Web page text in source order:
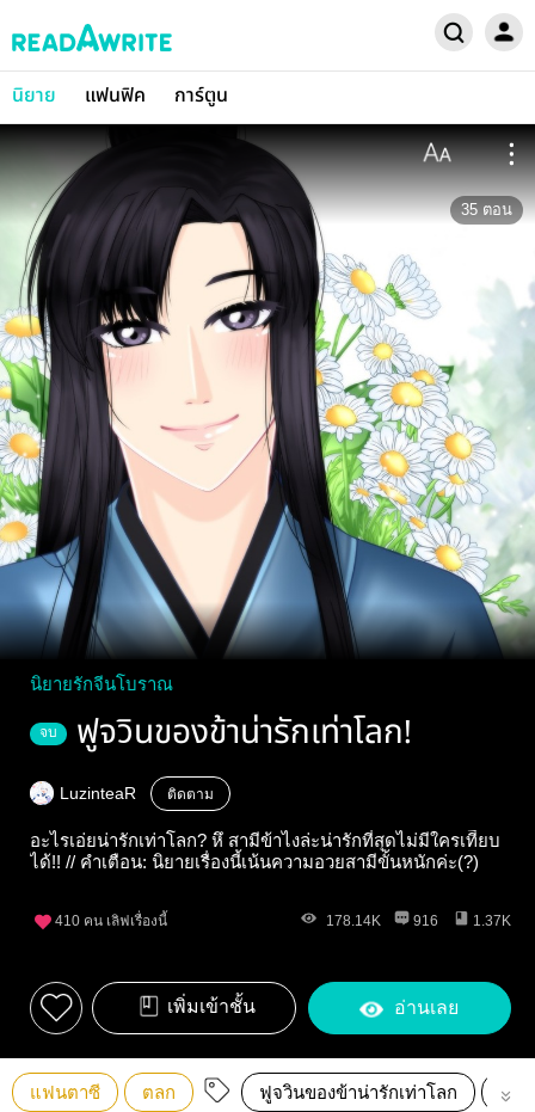
นิยาย แฟนฟิค การ์ตูน
35 ตอน
นิยายรักจีนโบราณ
จบ ฟูจวินของข้าน่ารักเท่าโลก!
LuzinteaR ติดตาม
อะไรเอ่ยน่ารักเท่าโลก? หึ สามีข้าไงล่ะน่ารักที่สุดไม่มีใครเทีียบ
ได้!! // คำเตือน: นิยายเรื่องนี้เน้นความอวยสามีขั้นหนักค่ะ(?)
410 คน เลิฟเรื่องนี้ 178.14K 916 1.37K
เพิ่มเข้าชั้น อ่านเลย
แฟนตาซี ตลก ฟูจวินของข้าน่ารักเท่าโลก คอ